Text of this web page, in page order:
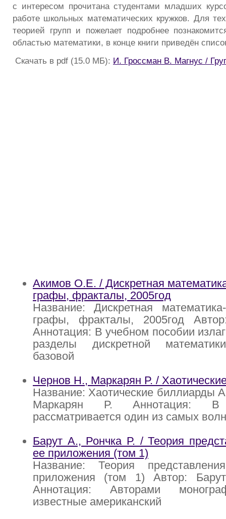
с интересом прочитана студентами младших
работе школьных математических кружков. Для
теорией групп и пожелает подробнее
областью математики, в конце книги приведён
Скачать в pdf (15.0 МБ): И. Гроссман В. Магнус /
Акимов О.Е. / Дискретная
графы, фракталы, 2005год
Название: Дискретная
графы, фракталы, 2005год
Аннотация: В учебном пособии
разделы дискретной
базовой
Чернов Н., Маркарян Р. /
Название: Хаотические биллиарды
Маркарян Р. Аннотация:
рассматривается один из самых
Барут А., Рончка Р. / Теория
ее приложения (том 1)
Название: Теория
приложения (том 1) Автор:
Аннотация: Авторами
известные американский